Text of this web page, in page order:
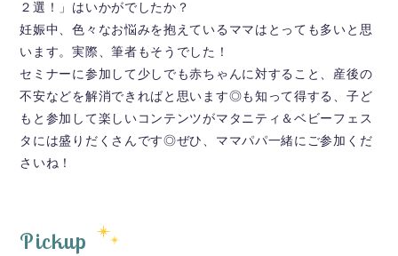
２選！」はいかがでしたか？
妊娠中、色々なお悩みを抱えているママはとっても多いと思
います。実際、筆者もそうでした！
セミナーに参加して少しでも赤ちゃんに対すること、産後の
不安などを解消できればと思います◎も知って得する、子ど
もと参加して楽しいコンテンツがマタニティ＆ベビーフェス
タには盛りだくさんです◎ぜひ、ママパパ一緒にご参加くだ
さいね！
Pickup